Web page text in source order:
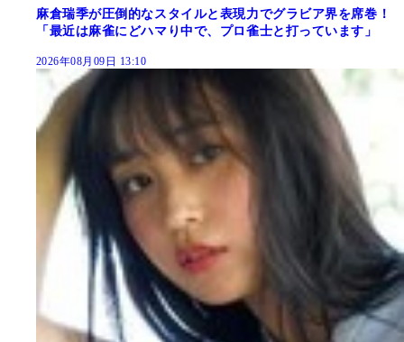
麻倉瑞季が圧倒的なスタイルと表現力でグラビア界を席巻！
「最近は麻雀にどハマり中で、プロ雀士と打っています」
2026年08月09日 13:10